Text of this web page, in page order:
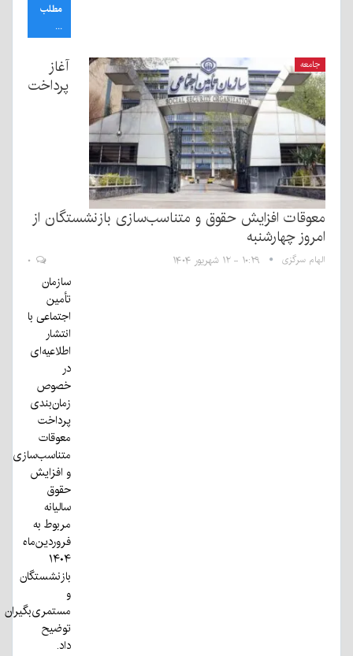
مطلب
...
جامعه
آغاز
پرداخت
معوقات افزایش حقوق و متناسب‌سازی بازنشستگان از
امروز چهارشنبه
الهام سرگزی ۱۰:۲۹ - ۱۲ شهریور ۱۴۰۴
سازمان
تأمین
اجتماعی با
انتشار
اطلاعیه‌ای
در
خصوص
زمان‌بندی
پرداخت
معوقات
متناسب‌سازی
و افزایش
حقوق
سالیانه
مربوط به
فروردین‌ماه
۱۴۰۴
بازنشستگان
و
مستمری‌بگیران
توضیح
داد.